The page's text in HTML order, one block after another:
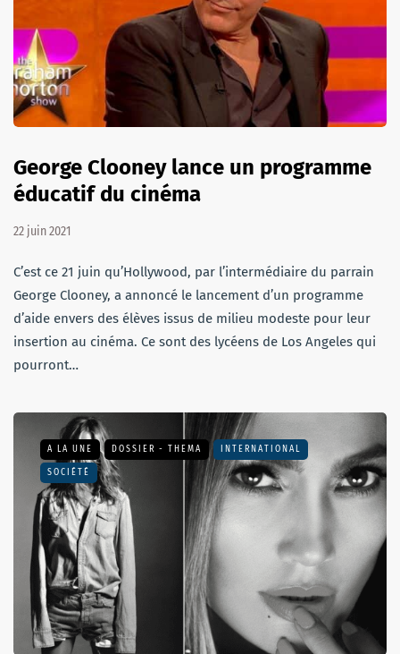
George Clooney lance un programme
éducatif du cinéma
22 juin 2021
C’est ce 21 juin qu’Hollywood, par l’intermédiaire du parrain
George Clooney, a annoncé le lancement d’un programme
d’aide envers des élèves issus de milieu modeste pour leur
insertion au cinéma. Ce sont des lycéens de Los Angeles qui
pourront…
A LA UNE DOSSIER - THEMA INTERNATIONAL
SOCIÉTÉ